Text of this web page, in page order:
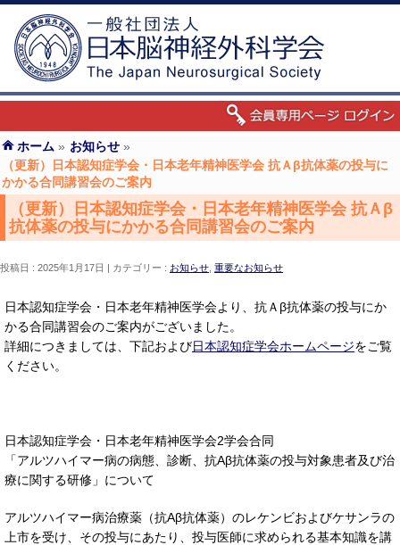
ホーム » お知らせ »
（更新）日本認知症学会・日本老年精神医学会 抗Ａβ抗体薬の投与に
かかる合同講習会のご案内
（更新）日本認知症学会・日本老年精神医学会 抗Ａβ
抗体薬の投与にかかる合同講習会のご案内
投稿日 : 2025年1月17日 カテゴリー : お知らせ 重要なお知らせ
日本認知症学会・日本老年精神医学会より、抗Ａβ抗体薬の投与にか
かる合同講習会のご案内がございました。
詳細につきましては、下記および日本認知症学会ホームページをご覧
ください。
日本認知症学会・日本老年精神医学会2学会合同
「アルツハイマー病の病態、診断、抗Aβ抗体薬の投与対象患者及び治
療に関する研修」について
アルツハイマー病治療薬（抗Aβ抗体薬）のレケンビおよびケサンラの
上市を受け、その投与にあたり、投与医師に求められる基本知識を講